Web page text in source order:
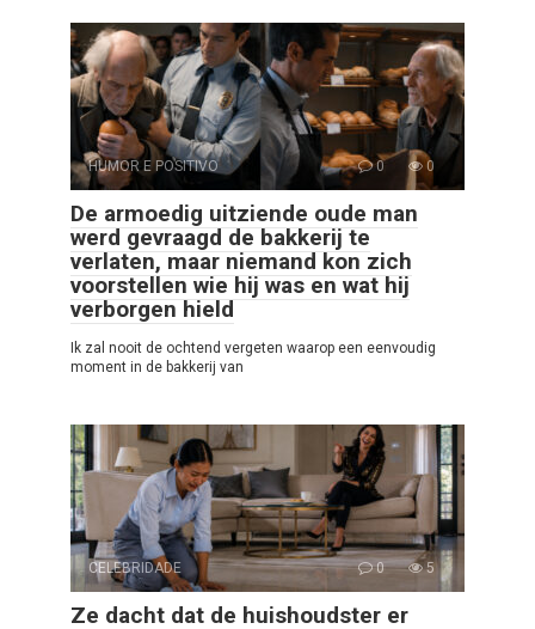
HUMOR E POSITIVO 0 0
De armoedig uitziende oude man
werd gevraagd de bakkerij te
verlaten, maar niemand kon zich
voorstellen wie hij was en wat hij
verborgen hield
Ik zal nooit de ochtend vergeten waarop een eenvoudig
moment in de bakkerij van
CELEBRIDADE 0 5
Ze dacht dat de huishoudster er